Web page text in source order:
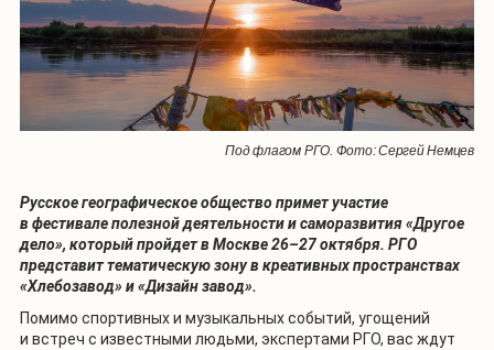
Под флагом РГО. Фото: Сергей Немцев
Русское географическое общество примет участие
в фестивале полезной деятельности и саморазвития «Другое
дело», который пройдет в Москве 26–27 октября. РГО
представит тематическую зону в креативных пространствах
«Хлебозавод» и «Дизайн завод».
Помимо спортивных и музыкальных событий, угощений
и встреч с известными людьми, экспертами РГО, вас ждут